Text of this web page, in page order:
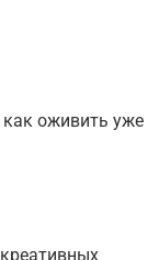
оживить уже